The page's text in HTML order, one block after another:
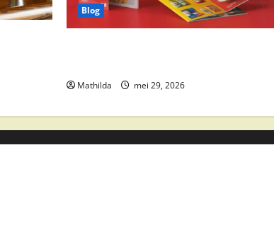
Blog
Mathilda mei 29, 2026